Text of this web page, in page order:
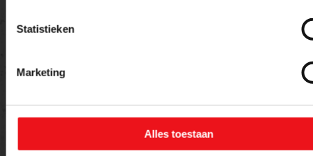
Statistieken
Marketing
Alles toestaan